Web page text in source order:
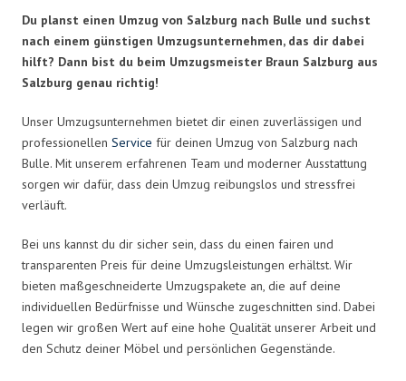
Du planst einen Umzug von Salzburg nach Bulle und suchst
nach einem günstigen Umzugsunternehmen, das dir dabei
hilft? Dann bist du beim Umzugsmeister Braun Salzburg aus
Salzburg genau richtig!
Unser Umzugsunternehmen bietet dir einen zuverlässigen und
professionellen Service für deinen Umzug von Salzburg nach
Bulle. Mit unserem erfahrenen Team und moderner Ausstattung
sorgen wir dafür, dass dein Umzug reibungslos und stressfrei
verläuft.
Bei uns kannst du dir sicher sein, dass du einen fairen und
transparenten Preis für deine Umzugsleistungen erhältst. Wir
bieten maßgeschneiderte Umzugspakete an, die auf deine
individuellen Bedürfnisse und Wünsche zugeschnitten sind. Dabei
legen wir großen Wert auf eine hohe Qualität unserer Arbeit und
den Schutz deiner Möbel und persönlichen Gegenstände.